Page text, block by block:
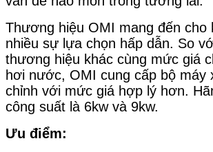
Thương hiệu OMI mang đến cho
nhiều sự lựa chọn hấp dẫn. So
thương hiệu khác cùng mức giá
hơi nước, OMI cung cấp bộ máy
chỉnh với mức giá hợp lý hơn.
công suất là 6kw và 9kw.
Ưu điểm: